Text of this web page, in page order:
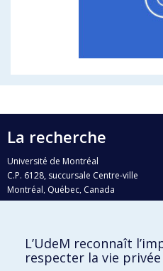
La recherche
Université de Montréal
C.P. 6128, succursale Centre-ville
Montréal, Québec, Canada
H3C 3J7
Qui fait quoi?
L’UdeM reconnaît
respecter la vie privée